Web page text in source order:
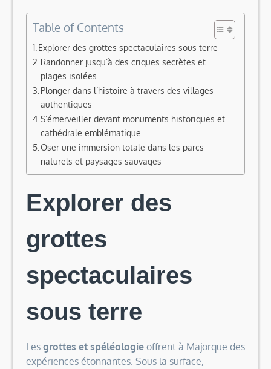
Table of Contents
Explorer des grottes spectaculaires sous terre
Randonner jusqu’à des criques secrètes et
plages isolées
Plonger dans l’histoire à travers des villages
authentiques
S’émerveiller devant monuments historiques et
cathédrale emblématique
Oser une immersion totale dans les parcs
naturels et paysages sauvages
Explorer des
grottes
spectaculaires
sous terre
Les grottes et spéléologieoffrent à Majorque des
expériences étonnantes. Sous la surface,